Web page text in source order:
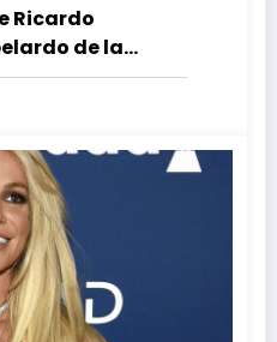
Ricardo
de la